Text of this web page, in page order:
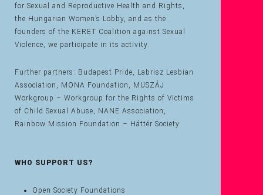
for Sexual and Reproductive Health and Rights,
the Hungarian Women’s Lobby, and as the
founders of the KERET Coalition against Sexual
Violence, we participate in its activity.
Further partners: Budapest Pride, Labrisz Lesbian
Association, MONA Foundation, MUSZÁJ
Workgroup – Workgroup for the Rights of Victims
of Child Sexual Abuse, NANE Association,
Rainbow Mission Foundation – Háttér Society
WHO SUPPORT US?
Open Society Foundations